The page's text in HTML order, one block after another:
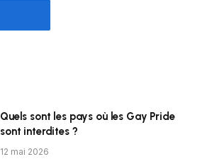
Quels sont les pays où les Gay Pride
sont interdites ?
12 mai 2026